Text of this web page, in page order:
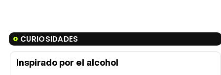
CURIOSIDADES
Inspirado por el alcohol